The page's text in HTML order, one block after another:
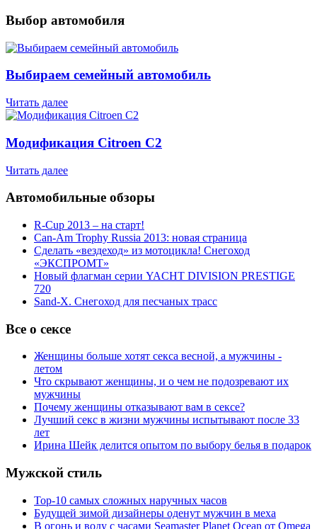
Выбор автомобиля
Выбираем семейный автомобиль
Читать далее
Модификация Citroen С2
Читать далее
Автомобильные обзоры
R-Cup 2013 – на старт!
Can-Am Trophy Russia 2013: новая страница
Сделать «вездеход» из мотоцикла! Снегоход
«ЭКСПРОМТ»
Новый флагман серии YACHT DIVISION PRESTIGE
720
Sand-X. Снегоход для песчаных трасс
Все о сексе
Женщины больше хотят секса весной, а мужчины -
летом
Что скрывают женщины, и о чем не подозревают их
мужчины
Почему женщины отказывают вам в сексе?
Лучший секс в жизни мужчины испытывают после 33
лет
Ирина Шейк делится опытом по выбору белья в подарок
Мужской стиль
Top-10 самых сложных наручных часов
Будущей зимой дизайнеры оденут мужчин в меха
В огонь и воду с часами Seamaster Planet Ocean от Omega